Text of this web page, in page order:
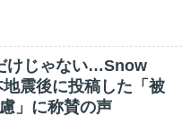
けじゃない…Snow
震後に投稿した「被
」に称賛の声